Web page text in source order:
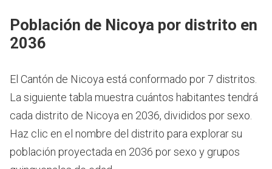
Población de Nicoya por distrito en
2036
El Cantón de Nicoya está conformado por 7 distritos.
La siguiente tabla muestra cuántos habitantes tendrá
cada distrito de Nicoya en 2036, divididos por sexo.
Haz clic en el nombre del distrito para explorar su
población proyectada en 2036 por sexo y grupos